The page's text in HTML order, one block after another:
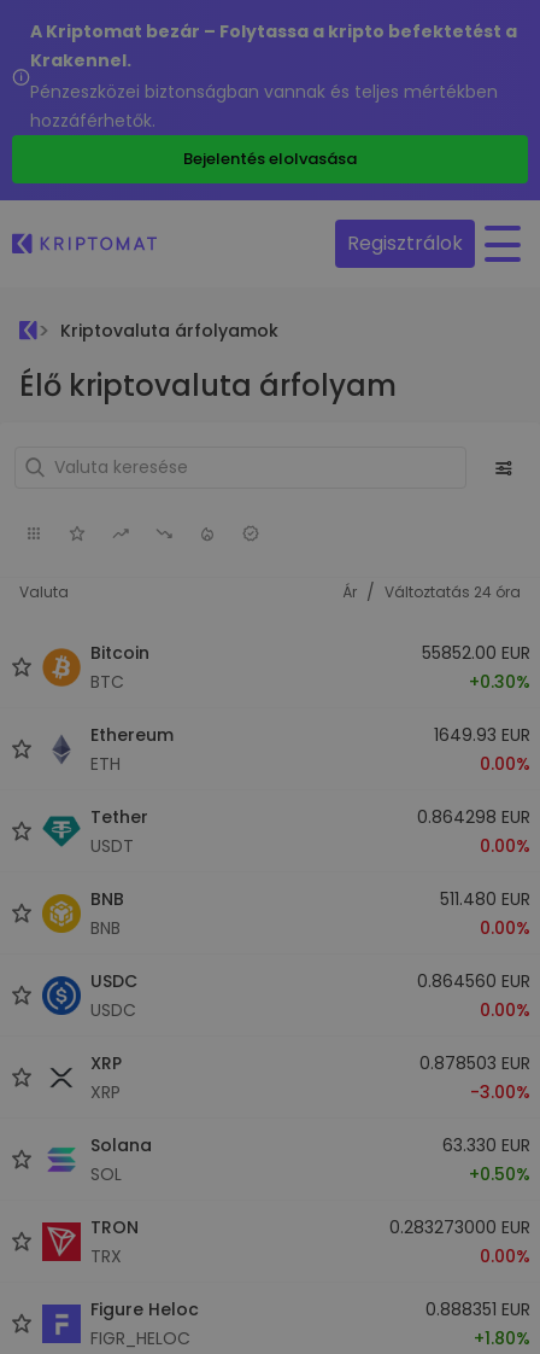
A Kriptomat bezár – Folytassa a kripto befektetést a
Krakennel.
Pénzeszközei biztonságban vannak és teljes mértékben
hozzáférhetők.
Bejelentés elolvasása
Regisztrálok
Kriptovaluta árfolyamok
Élő kriptovaluta árfolyam
Valuta Ár / Változtatás 24 óra
Bitcoin
BTC
55852.00 EUR
+0.30%
Ethereum
ETH
1649.93 EUR
0.00%
Tether
USDT
0.864298 EUR
0.00%
BNB
BNB
511.480 EUR
0.00%
USDC
USDC
0.864560 EUR
0.00%
XRP
XRP
0.878503 EUR
-3.00%
Solana
SOL
63.330 EUR
+0.50%
TRON
TRX
0.283273000 EUR
0.00%
Figure Heloc
FIGR_HELOC
0.888351 EUR
+1.80%